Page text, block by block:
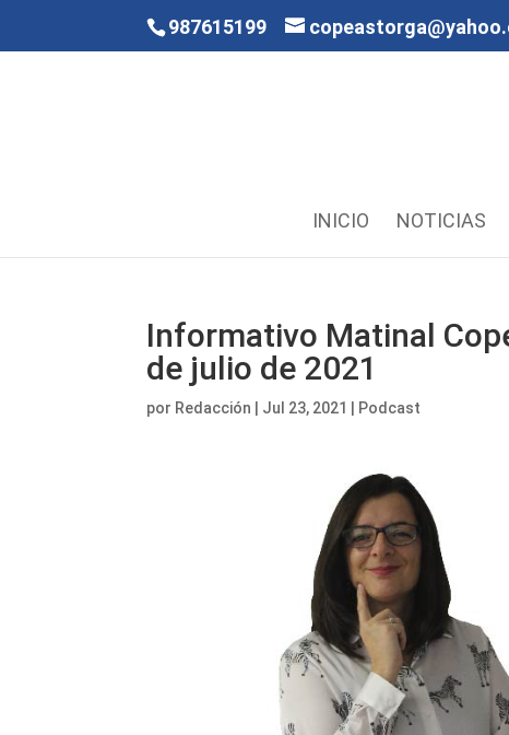
987615199
INICIO NOTICIAS
Informativo Matinal
de julio de 2021
por Redacción Jul 23, 2021 Podcast